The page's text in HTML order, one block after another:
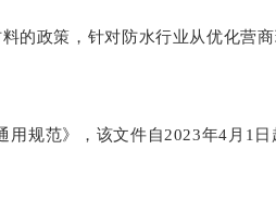
的政策，针对防水行业从优化
规范》，该文件自2023年4月1